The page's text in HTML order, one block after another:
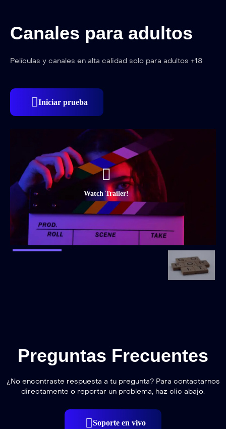
Canales para adultos
Películas y canales en alta calidad solo para adultos +18
Iniciar prueba
Watch Trailer!
Preguntas Frecuentes
¿No encontraste respuesta a tu pregunta? Para contactarnos
directamente o reportar un problema, haz clic abajo.
Soporte en vivo